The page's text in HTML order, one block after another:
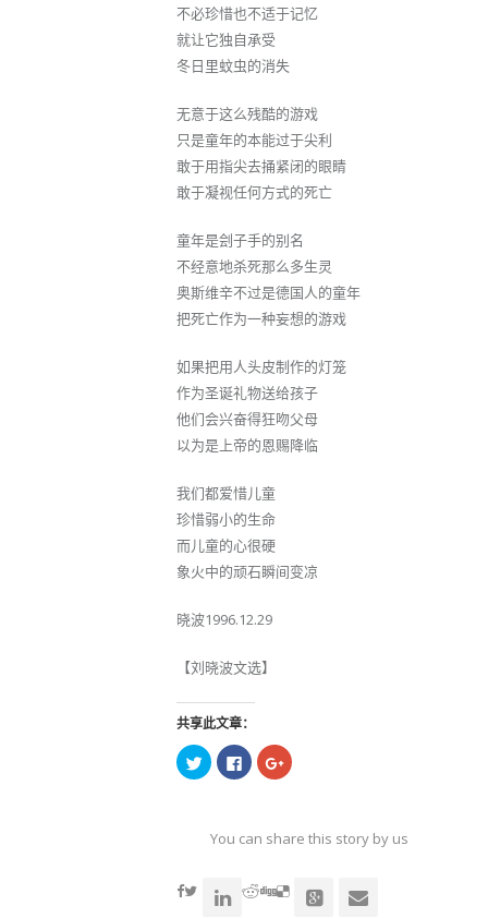
不必珍惜也不适于记忆
就让它独自承受
冬日里蚊虫的消失
无意于这么残酷的游戏
只是童年的本能过于尖利
敢于用指尖去捅紧闭的眼睛
敢于凝视任何方式的死亡
童年是刽子手的别名
不经意地杀死那么多生灵
奥斯维辛不过是德国人的童年
把死亡作为一种妄想的游戏
如果把用人头皮制作的灯笼
作为圣诞礼物送给孩子
他们会兴奋得狂吻父母
以为是上帝的恩赐降临
我们都爱惜儿童
珍惜弱小的生命
而儿童的心很硬
象火中的顽石瞬间变凉
晓波1996.12.29
【刘晓波文选】
共享此文章：
点
击
共
享
窗
口
点
击
共
享
窗
口
点
击
共
享
窗
口
You can share this story by using your